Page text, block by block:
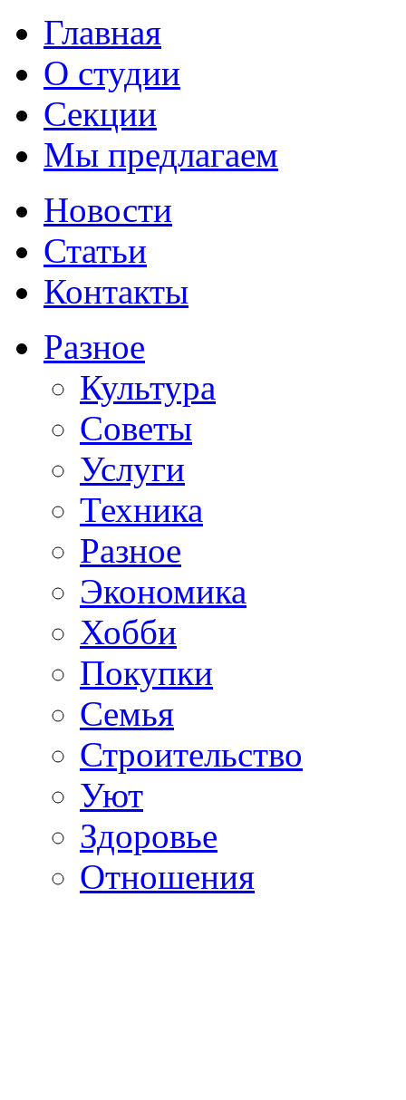
Главная
О студии
Секции
Мы предлагаем
Новости
Статьи
Контакты
Разное
Культура
Советы
Услуги
Техника
Разное
Экономика
Хобби
Покупки
Семья
Строительство
Уют
Здоровье
Отношения